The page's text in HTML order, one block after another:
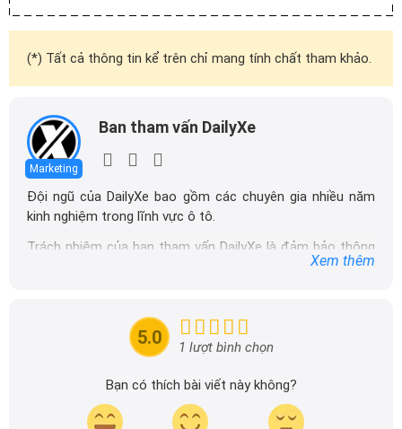
(*) Tất cả thông tin kể trên chỉ mang tính chất tham khảo.
Marketing
Ban tham vấn DailyXe
Đội ngũ của DailyXe bao gồm các chuyên gia nhiều năm
kinh nghiệm trong lĩnh vực ô tô.
Trách nhiệm của ban tham vấn DailyXe là đảm bảo thông
tin chính xác được đăng tải trên dailyxe.com.vn, thường
tin nhanh chóng và dễ dàng hơn.
Xem thêm
5.0 1 lượt bình chọn
Bạn có thích bài viết này không?